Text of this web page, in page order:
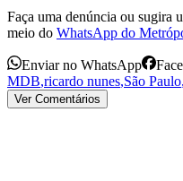
Faça uma denúncia ou sugira
meio do WhatsApp do
Enviar no WhatsApp
MDB,ricardo nunes,São Paulo,
Ver Comentários